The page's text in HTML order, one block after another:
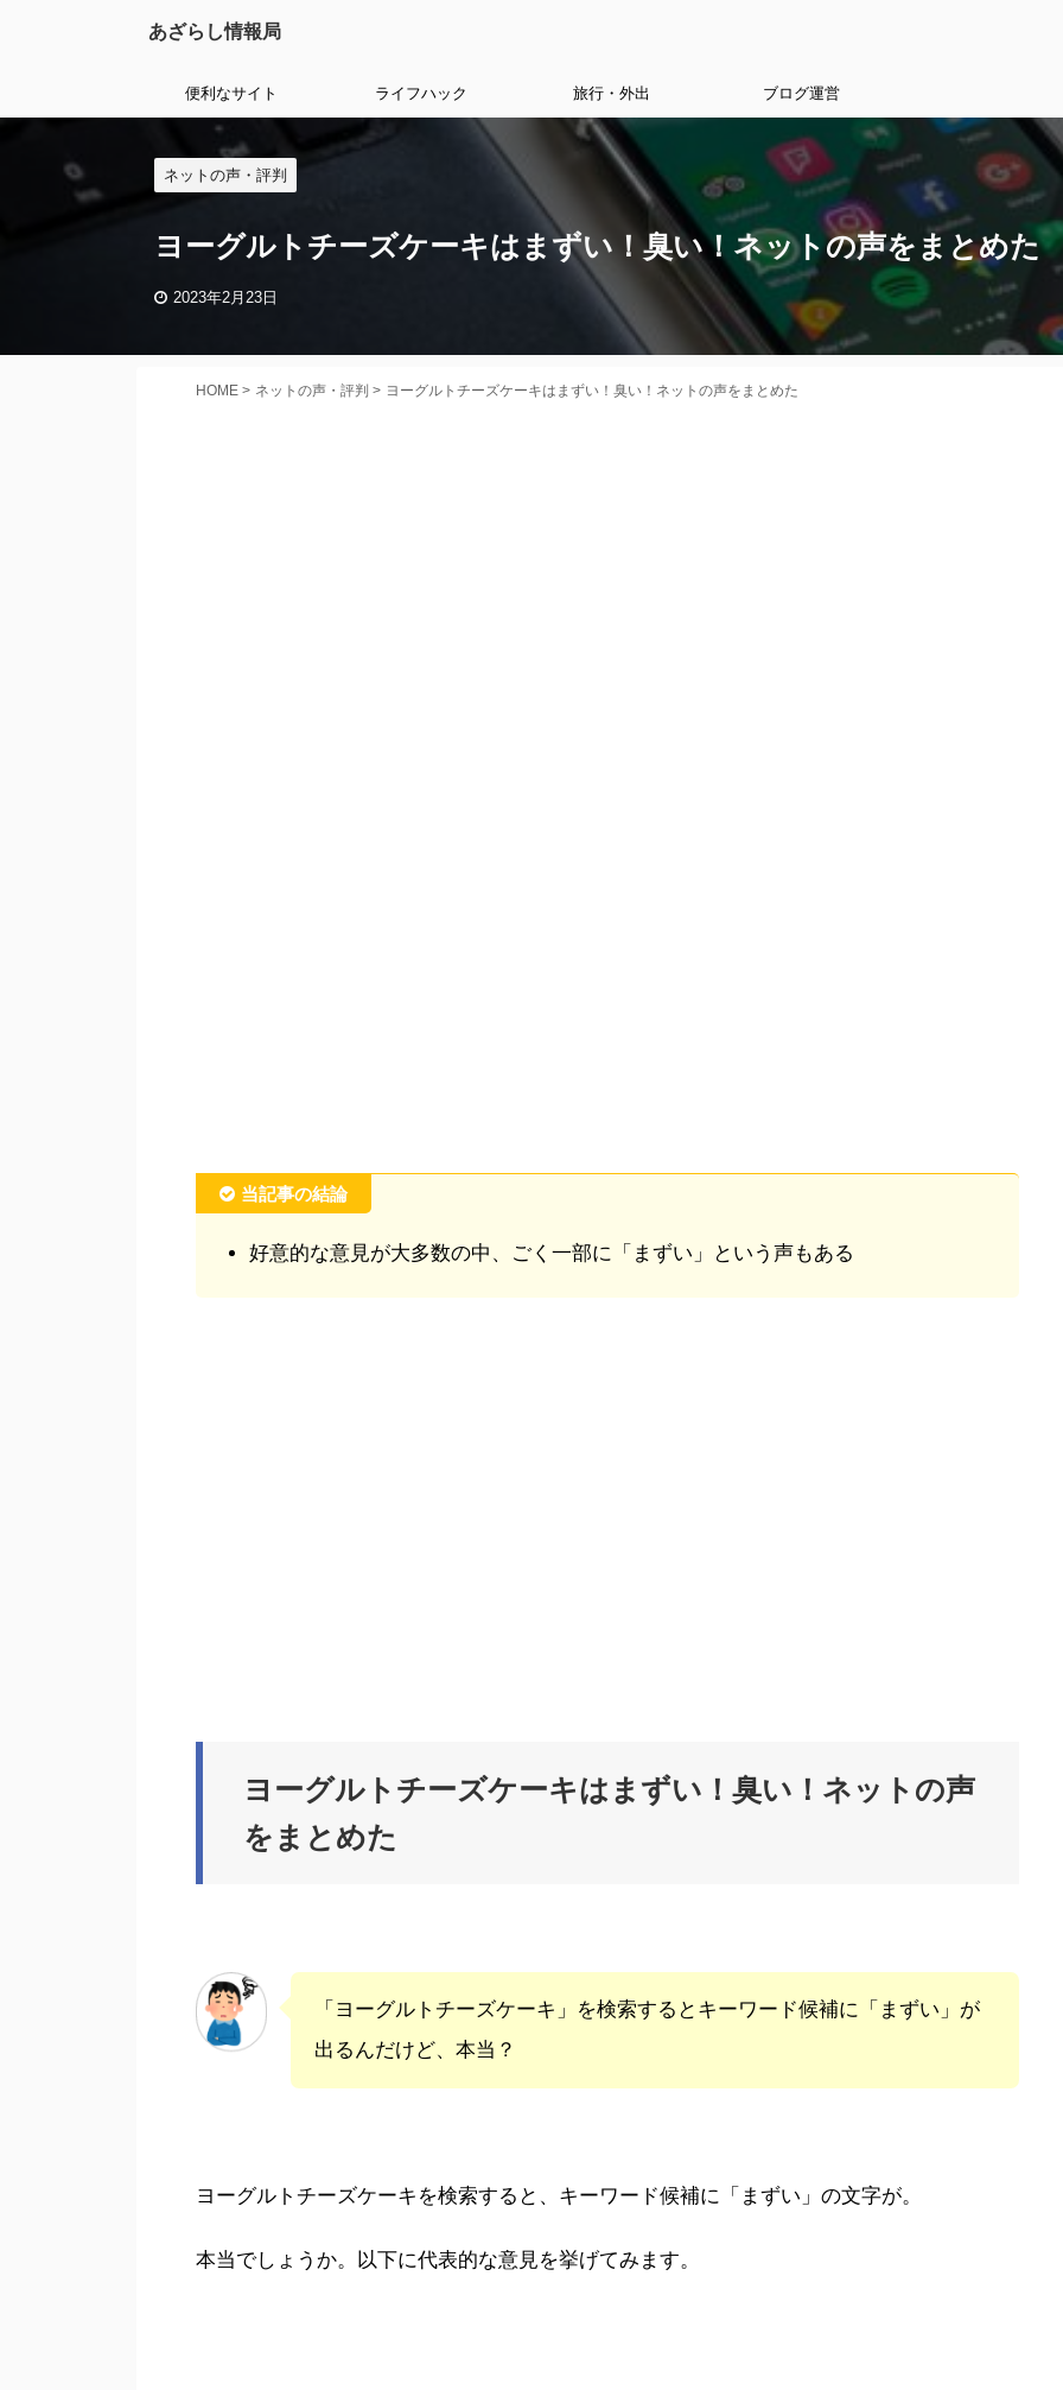
あざらし情報局
便利なサイト ライフハック 旅行・外出 ブログ運営
ネットの声・評判
ヨーグルトチーズケーキはまずい！臭い！ネットの声をまとめた
2023年2月23日
HOME > ネットの声・評判 > ヨーグルトチーズケーキはまずい！臭い！ネットの声をまとめた
当記事の結論
好意的な意見が大多数の中、ごく一部に「まずい」という声もある
ヨーグルトチーズケーキはまずい！臭い！ネットの声
をまとめた
「ヨーグルトチーズケーキ」を検索するとキーワード候補に「まずい」が
出るんだけど、本当？
ヨーグルトチーズケーキを検索すると、キーワード候補に「まずい」の文字が。
本当でしょうか。以下に代表的な意見を挙げてみます。